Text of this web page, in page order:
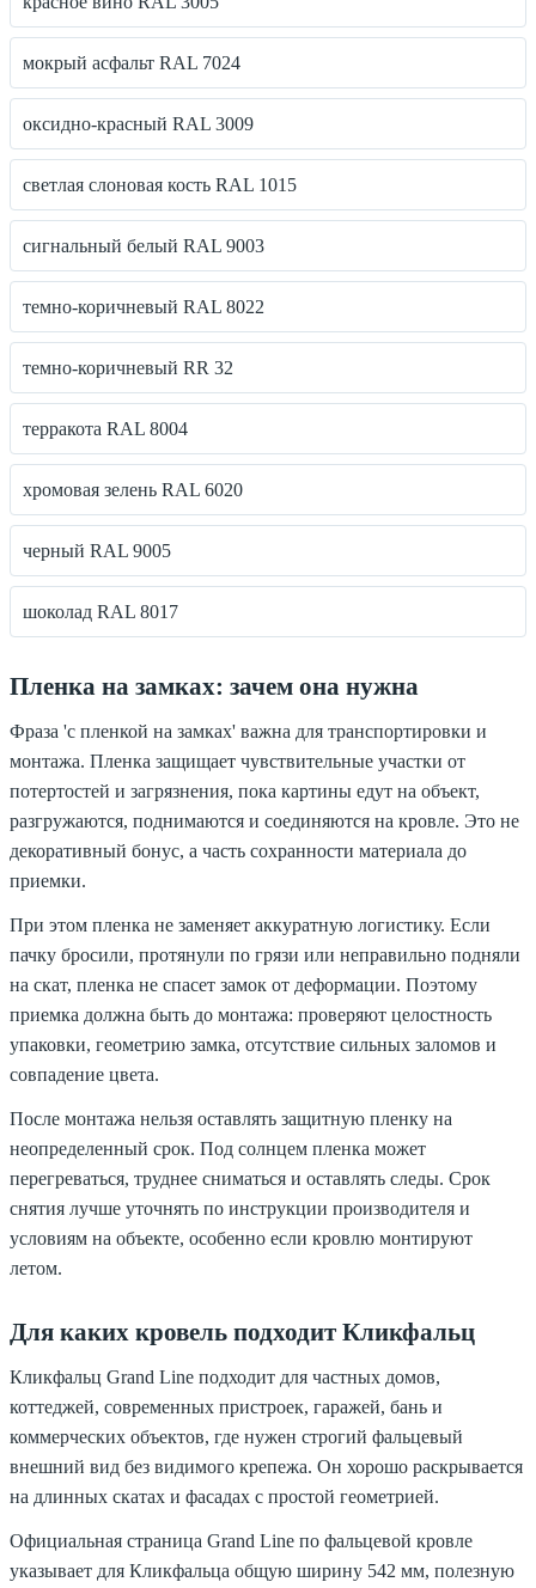
мокрый асфальт RAL 7024
оксидно-красный RAL 3009
светлая слоновая кость RAL 1015
сигнальный белый RAL 9003
темно-коричневый RAL 8022
темно-коричневый RR 32
терракота RAL 8004
хромовая зелень RAL 6020
черный RAL 9005
шоколад RAL 8017
Пленка на замках: зачем она нужна
Фраза 'с пленкой на замках' важна для транспортировки и
монтажа. Пленка защищает чувствительные участки от
потертостей и загрязнения, пока картины едут на объект,
разгружаются, поднимаются и соединяются на кровле. Это не
декоративный бонус, а часть сохранности материала до
приемки.
При этом пленка не заменяет аккуратную логистику. Если
пачку бросили, протянули по грязи или неправильно подняли
на скат, пленка не спасет замок от деформации. Поэтому
приемка должна быть до монтажа: проверяют целостность
упаковки, геометрию замка, отсутствие сильных заломов и
совпадение цвета.
После монтажа нельзя оставлять защитную пленку на
неопределенный срок. Под солнцем пленка может
перегреваться, труднее сниматься и оставлять следы. Срок
снятия лучше уточнять по инструкции производителя и
условиям на объекте, особенно если кровлю монтируют
летом.
Для каких кровель подходит Кликфальц
Кликфальц Grand Line подходит для частных домов,
коттеджей, современных пристроек, гаражей, бань и
коммерческих объектов, где нужен строгий фальцевый
внешний вид без видимого крепежа. Он хорошо раскрывается
на длинных скатах и фасадах с простой геометрией.
Официальная страница Grand Line по фальцевой кровле
указывает для Кликфальца общую ширину 542 мм, полезную